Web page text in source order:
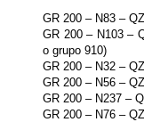
GR 200 – N83 –
GR 200 – N103 –
o grupo 910)
GR 200 – N32 –
GR 200 – N56 –
GR 200 – N237 –
GR 200 – N76 –